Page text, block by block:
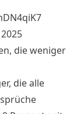
die weniger
die alle